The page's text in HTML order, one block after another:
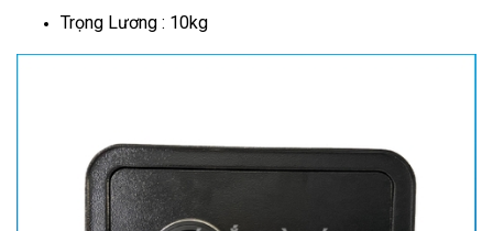
Trọng Lương : 10kg